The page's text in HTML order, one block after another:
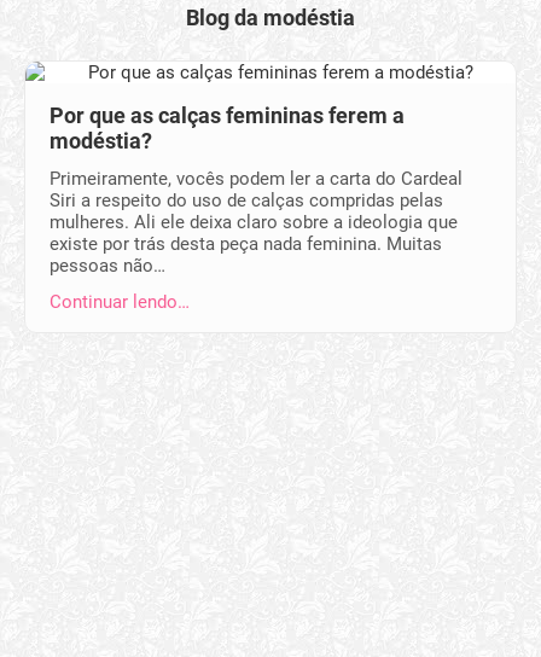
Blog da modéstia
Por que as calças femininas ferem a
modéstia?
Primeiramente, vocês podem ler a carta do Cardeal
Siri a respeito do uso de calças compridas pelas
mulheres. Ali ele deixa claro sobre a ideologia que
existe por trás desta peça nada feminina. Muitas
pessoas não…
Continuar lendo…